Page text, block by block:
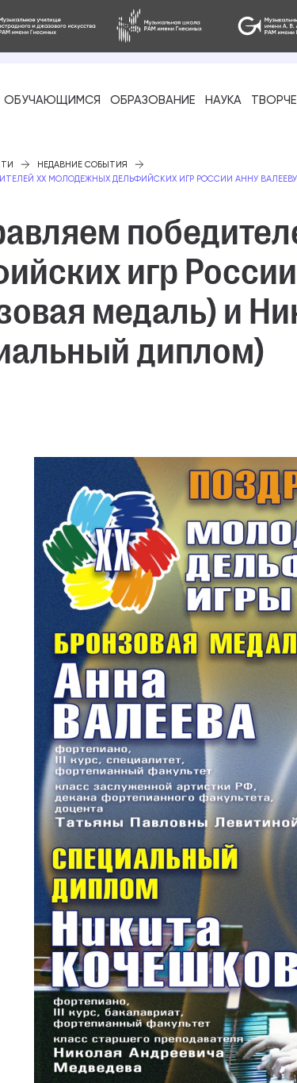
ОБУЧАЮЩИМСЯ ОБРАЗОВАНИЕ НАУКА
НЕДАВНИЕ СОБЫТИЯ
XX МОЛОДЕЖНЫХ ДЕЛЬФИЙСКИХ ИГР РОССИИ АННУ
игр
медаль) и
диплом)